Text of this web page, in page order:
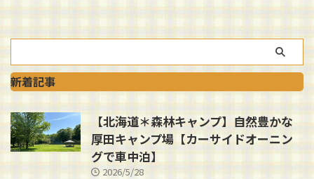
新着記事
【北海道＊森林キャンプ】自然豊かな
厚田キャンプ場【カーサイドオーニン
グで車中泊】
2026/5/28